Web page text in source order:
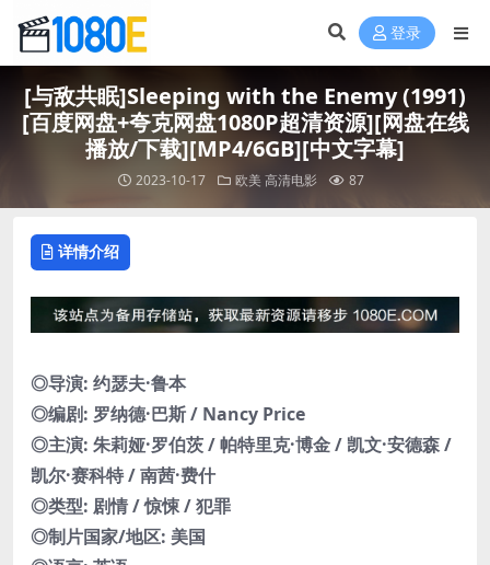
登录
[与敌共眠]Sleeping with the Enemy (1991)
[百度网盘+夸克网盘1080P超清资源][网盘在线
播放/下载][MP4/6GB][中文字幕]
2023-10-17 欧美 高清电影 87
详情介绍
◎导演: 约瑟夫·鲁本
◎编剧: 罗纳德·巴斯 / Nancy Price
◎主演: 朱莉娅·罗伯茨 / 帕特里克·博金 / 凯文·安德森 /
凯尔·赛科特 / 南茜·费什
◎类型: 剧情 / 惊悚 / 犯罪
◎制片国家/地区: 美国